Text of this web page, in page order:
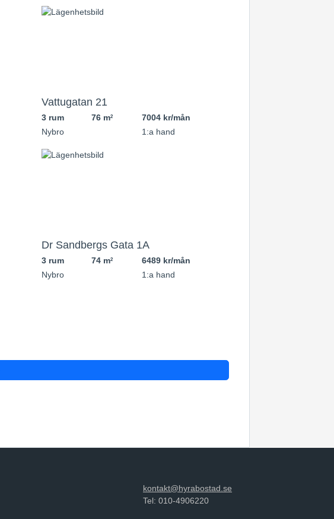
Vattugatan 21
3 rum 76 m2
7004 kr/mån
Nybro
1:a hand
Dr Sandbergs Gata 1A
3 rum 74 m2
6489 kr/mån
Nybro
1:a hand
kontakt@hyrabostad.se
Tel: 010-4906220